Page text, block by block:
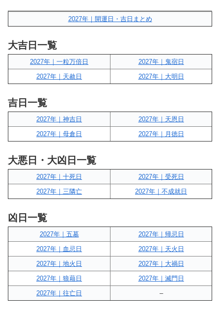
2027年｜開運日・吉日まとめ
大吉日一覧
2027年｜一粒万倍日
2027年｜鬼宿日
2027年｜天赦日
2027年｜大明日
吉日一覧
2027年｜神吉日
2027年｜天恩日
2027年｜母倉日
2027年｜月徳日
大悪日・大凶日一覧
2027年｜十死日
2027年｜受死日
2027年｜三隣亡
2027年｜不成就日
凶日一覧
2027年｜五墓
2027年｜帰忌日
2027年｜血忌日
2027年｜天火日
2027年｜地火日
2027年｜大禍日
2027年｜狼藉日
2027年｜滅門日
2027年｜往亡日
–